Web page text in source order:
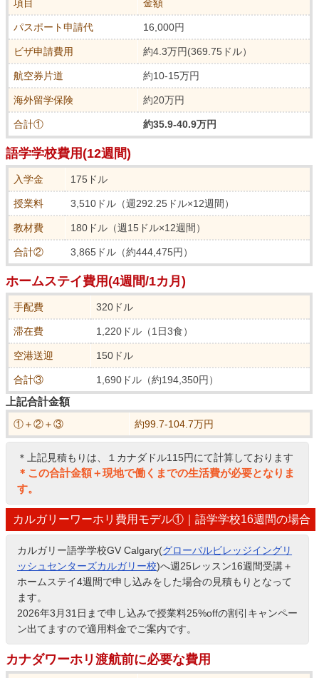
項目 金額
パスポート申請代 16,000円
ビザ申請費用 約4.3万円(369.75ドル）
航空券片道 約10-15万円
海外留学保険 約20万円
合計① 約35.9-40.9万円
語学学校費用(12週間)
入学金 175ドル
授業料 3,510ドル（週292.25ドル×12週間）
教材費 180ドル（週15ドル×12週間）
合計② 3,865ドル（約444,475円）
ホームステイ費用(4週間/1カ月)
手配費 320ドル
滞在費 1,220ドル（1日3食）
空港送迎 150ドル
合計③ 1,690ドル（約194,350円）
上記合計金額
①＋②＋③ 約99.7-104.7万円
＊上記見積もりは、１カナダドル115円にて計算しております
＊この合計金額＋現地で働くまでの生活費が必要となりま
す。
カルガリーワーホリ費用モデル①｜語学学校16週間の場合
カルガリー語学学校GV Calgary(グローバルビレッジイングリ
ッシュセンターズカルガリー校)へ週25レッスン16週間受講＋
ホームステイ4週間で申し込みをした場合の見積もりとなって
ます。
2026年3月31日まで申し込みで授業料25%offの割引キャンペー
ン出てますので適用料金でご案内です。
カナダワーホリ渡航前に必要な費用